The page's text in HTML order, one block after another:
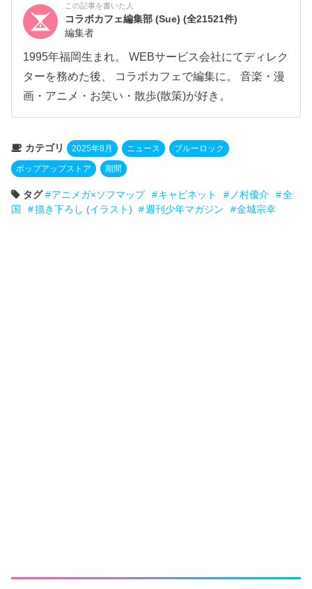
この記事を書いた人
コラボカフェ編集部 (Sue)(全21521件)
編集者
1995年福岡生まれ。 WEBサービス会社にてディレク
ターを務めた後、 コラボカフェで編集に。 音楽・漫
画・アニメ・お笑い・散歩(散策)が好き。
カテゴリ 2025年8月 ニュース ブルーロック
ポップアップストア 期間
タグ アニメガ×ソフマップ キャビネット ノ村優介
全
国
描き下ろし (イラスト) 週刊少年マガジン 金城宗幸